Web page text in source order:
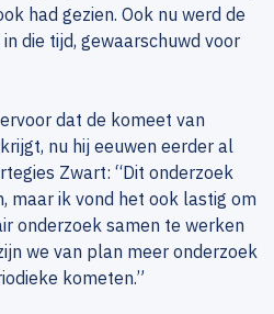
had gezien. Ook nu werd de
die tijd, gewaarschuwd voor
dat de komeet van
nu hij eeuwen eerder al
Zwart: “Dit onderzoek
maar ik vond het ook lastig om
onderzoek samen te werken
we van plan meer onderzoek
kometen.”